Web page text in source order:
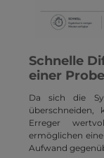
Schnelle
einer Probe
Da sich die
überschneiden,
Erreger
ermöglichen
Aufwand